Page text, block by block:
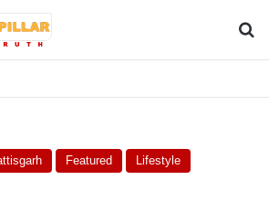
Featured Lifestyle